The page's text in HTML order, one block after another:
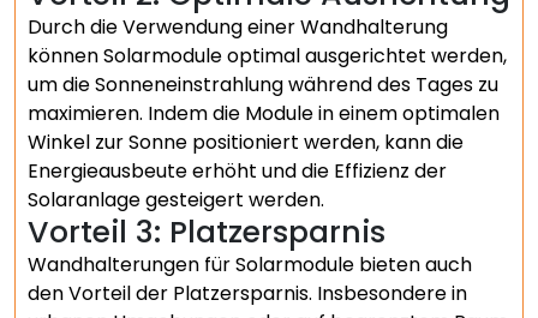
Durch die Verwendung einer Wandhalterung
können Solarmodule optimal ausgerichtet werden,
um die Sonneneinstrahlung während des Tages zu
maximieren. Indem die Module in einem optimalen
Winkel zur Sonne positioniert werden, kann die
Energieausbeute erhöht und die Effizienz der
Solaranlage gesteigert werden.
Vorteil 3: Platzersparnis
Wandhalterungen für Solarmodule bieten auch
den Vorteil der Platzersparnis. Insbesondere in